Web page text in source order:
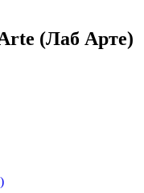
(Лаб Арте)